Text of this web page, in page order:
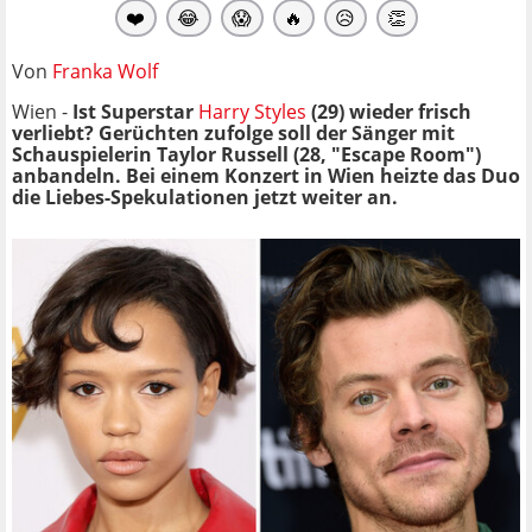
❤️ 😂 😱 🔥 😥 👏
Von Franka Wolf
Wien - Ist Superstar Harry Styles (29) wieder frisch
verliebt? Gerüchten zufolge soll der Sänger mit
Schauspielerin Taylor Russell (28, "Escape Room")
anbandeln. Bei einem Konzert in Wien heizte das Duo
die Liebes-Spekulationen jetzt weiter an.